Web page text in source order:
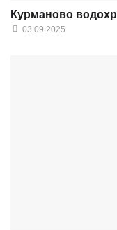
Курманово
03.09.2025